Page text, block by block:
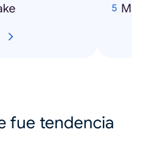
fue tendencia